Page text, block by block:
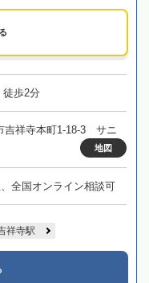
歩2分
吉祥寺本町1-18-3 サニ
地図
全国オンライン相談可
祥寺駅